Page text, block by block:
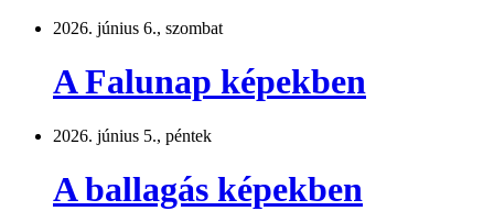
2026. június 6., szombat
A Falunap képekben
2026. június 5., péntek
A ballagás képekben